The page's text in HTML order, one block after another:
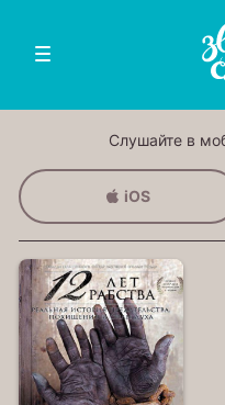
Слушайте в
iOS